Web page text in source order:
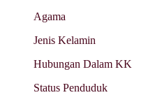
Agama
Jenis Kelamin
Hubungan Dalam KK
Status Penduduk